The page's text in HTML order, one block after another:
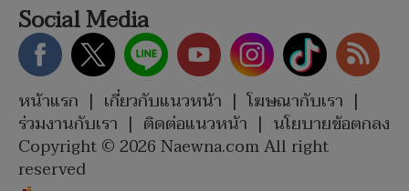
Social Media
หน้าแรก | เกี่ยวกับแนวหน้า | โฆษณากับเรา |
ร่วมงานกับเรา | ติดต่อแนวหน้า | นโยบายข้อตกลง
Copyright © 2026 Naewna.com All right
reserved